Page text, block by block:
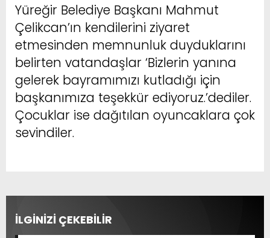
Yüreğir Belediye Başkanı Mahmut
Çelikcan’ın kendilerini ziyaret
etmesinden memnunluk duyduklarını
belirten vatandaşlar ‘Bizlerin yanına
gelerek bayramımızı kutladığı için
başkanımıza teşekkür ediyoruz.’dediler.
Çocuklar ise dağıtılan oyuncaklara çok
sevindiler.
İLGİNİZİ ÇEKEBİLİR